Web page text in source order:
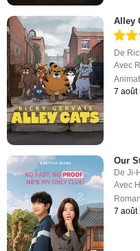
Alley
De
Avec
7 août
Our
DeJi-
Avec
7 août